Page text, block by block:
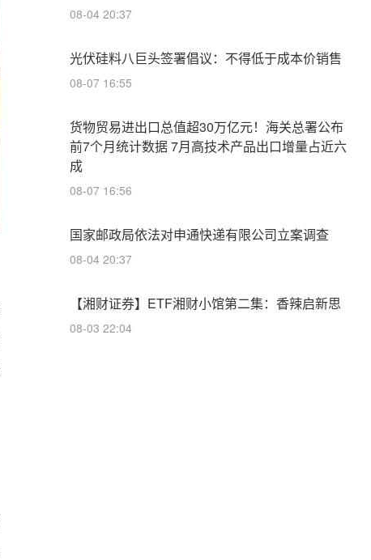
08-04 20:37
光伏硅料八巨头签署倡议：不得低于成本价销售
08-07 16:55
货物贸易进出口总值超30万亿元！海关总署公布
前7个月统计数据 7月高技术产品出口增量占近六
成
08-07 16:56
国家邮政局依法对申通快递有限公司立案调查
08-04 20:37
【湘财证券】ETF湘财小馆第二集：香辣启新思
08-03 22:04